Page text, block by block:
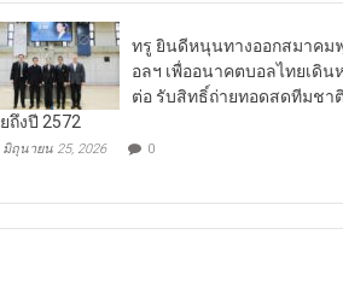
ทรู ยินดีหนุนทางออกสมาคม
อลฯ เพื่ออนาคตบอลไทยเดิน
ต่อ รับสิทธิ์ถ่ายทอดสดทีมชาติ
ถึงปี 2572
มิถุนายน 25, 2026 0